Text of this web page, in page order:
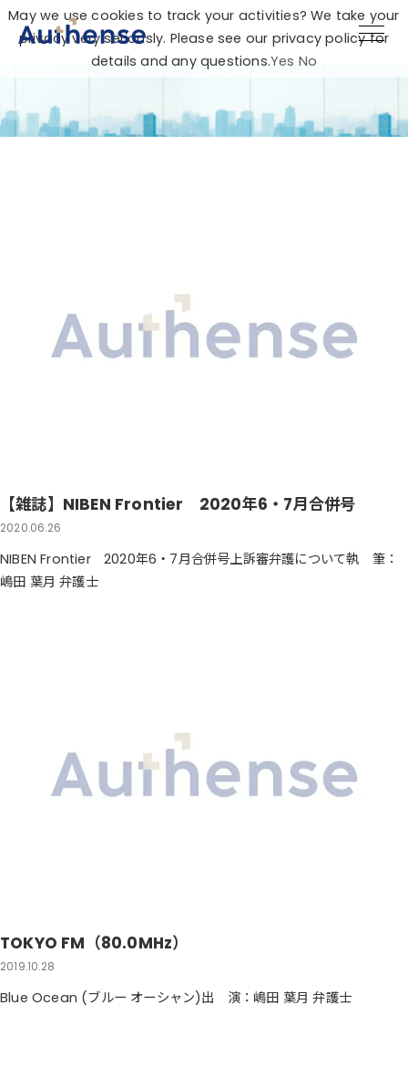
【雑誌】NIBEN Frontier 2020年6・7月合併号
2020.06.26
NIBEN Frontier 2020年6・7月合併号上訴審弁護について執 筆：
嶋田 葉月 弁護士
TOKYO FM（80.0MHz）
2019.10.28
Blue Ocean (ブルー オーシャン)出 演：嶋田 葉月 弁護士
May we use cookies to track your activities? We take your
privacy very seriously. Please see our privacy policy for
details and any questions.Yes No